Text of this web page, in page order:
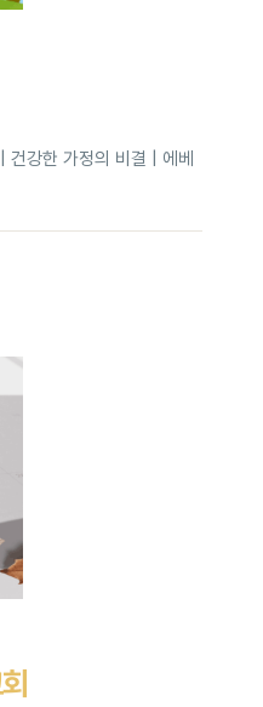
강한 가정의 비결 | 에베